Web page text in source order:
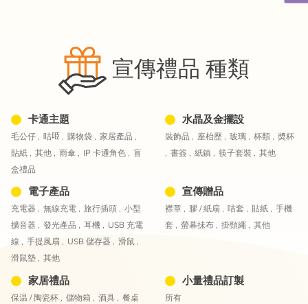
宣傳禮品 種類
卡通主題
毛公仔 , 咕𠱸 , 購物袋 , 家居產品 ,
貼紙 , 其他 , 雨傘 , IP 卡通角色 , 盲
盒禮品
水晶及金擺設
裝飾品 , 座枱歷 , 玻璃 , 杯類 , 奬杯
, 書簽 , 紙鎮 , 筷子套裝 , 其他
電子產品
充電器 , 無線充電 , 旅行插頭 , 小型
擴音器 , 發光產品 , 耳機 , USB 充電
線 , 手提風扇 , USB 儲存器 , 滑鼠 ,
滑鼠墊 , 其他
宣傳贈品
襟章 , 膠 / 紙扇 , 咭套 , 貼紙 , 手機
套 , 螢幕抺布 , 掛頸繩 , 其他
家居禮品
保温 / 陶瓷杯 , 儲物箱 , 酒具 , 餐桌
小量禮品訂製
所有